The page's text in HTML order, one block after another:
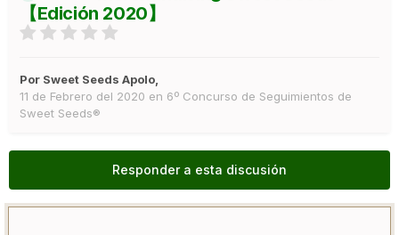
【Edición 2020】
Por Sweet Seeds Apolo,
11 de Febrero del 2020 en 6º Concurso de Seguimientos de
Sweet Seeds®
Responder a esta discusión